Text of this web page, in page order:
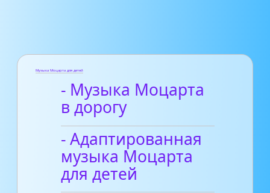
Музыка Моцарта для детей
- Музыка Моцарта
в дорогу
- Адаптированная
музыка Моцарта
для детей